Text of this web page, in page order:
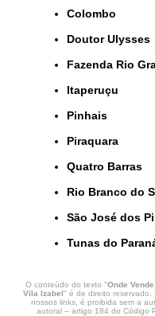
Colombo
Doutor Ulysses
Fazenda Rio
Itaperuçu
Pinhais
Piraquara
Quatro Barras
Rio Branco do
São José dos
Tunas do
O conteúdo do texto "Onde
Vila Izabel" é de direito reservado.
nossos links, é proibida sem a
autoral – artigo 184 do Código